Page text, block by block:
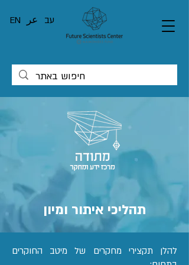
EN عر עב
תהליכי איתור ומיון
להלן תקצירי מחקרים של מיטב החוקרים